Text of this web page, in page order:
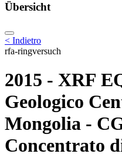
Übersicht
< Indietro
rfa-ringversuch
2015 - XRF
Geologico
Mongolia -
Concentrato